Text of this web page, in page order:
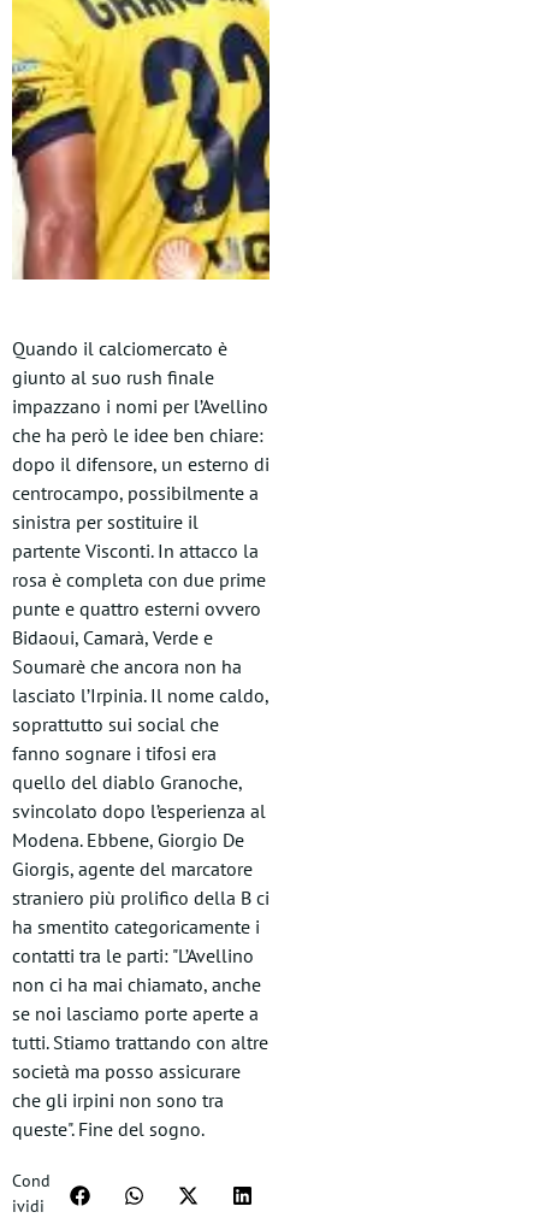
Quando il calciomercato è
giunto al suo rush finale
impazzano i nomi per l’Avellino
che ha però le idee ben chiare:
dopo il difensore, un esterno di
centrocampo, possibilmente a
sinistra per sostituire il
partente Visconti. In attacco la
rosa è completa con due prime
punte e quattro esterni ovvero
Bidaoui, Camarà, Verde e
Soumarè che ancora non ha
lasciato l’Irpinia. Il nome caldo,
soprattutto sui social che
fanno sognare i tifosi era
quello del diablo Granoche,
svincolato dopo l’esperienza al
Modena. Ebbene, Giorgio De
Giorgis, agente del marcatore
straniero più prolifico della B ci
ha smentito categoricamente i
contatti tra le parti: "L’Avellino
non ci ha mai chiamato, anche
se noi lasciamo porte aperte a
tutti. Stiamo trattando con altre
società ma posso assicurare
che gli irpini non sono tra
queste". Fine del sogno.
Cond
ividi